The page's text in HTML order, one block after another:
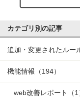
カテゴリ別の記事
追加・変更されたルー
機能情報 （194）
web改善レポート （1